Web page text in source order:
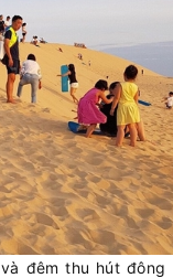
đêm thu hút đông